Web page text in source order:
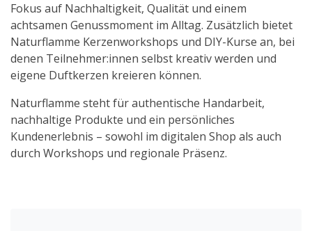
Fokus auf Nachhaltigkeit, Qualität und einem
achtsamen Genussmoment im Alltag. Zusätzlich bietet
Naturflamme Kerzenworkshops und DIY-Kurse an, bei
denen Teilnehmer:innen selbst kreativ werden und
eigene Duftkerzen kreieren können.
Naturflamme steht für authentische Handarbeit,
nachhaltige Produkte und ein persönliches
Kundenerlebnis – sowohl im digitalen Shop als auch
durch Workshops und regionale Präsenz.